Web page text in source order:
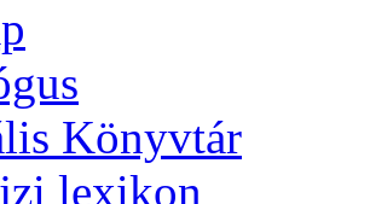
Könyvtár
lexikon